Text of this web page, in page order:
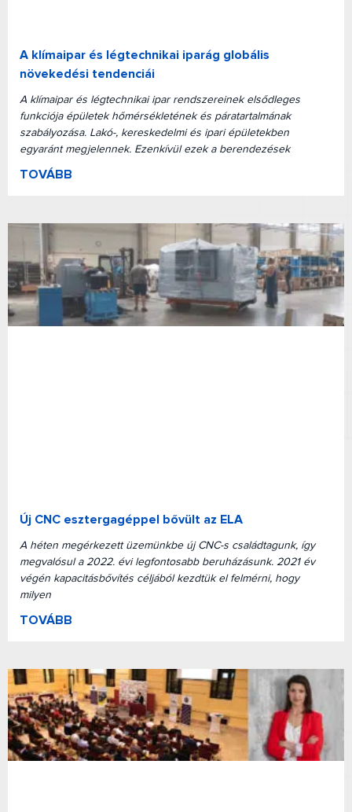
A klímaipar és légtechnikai iparág globális
növekedési tendenciái
A klímaipar és légtechnikai ipar rendszereinek elsődleges
funkciója épületek hőmérsékletének és páratartalmának
szabályozása. Lakó-, kereskedelmi és ipari épületekben
egyaránt megjelennek. Ezenkívül ezek a berendezések
TOVÁBB
Új CNC esztergagéppel bővült az ELA
A héten megérkezett üzemünkbe új CNC-s családtagunk, így
megvalósul a 2022. évi legfontosabb beruházásunk. 2021 év
végén kapacitásbővítés céljából kezdtük el felmérni, hogy
milyen
TOVÁBB